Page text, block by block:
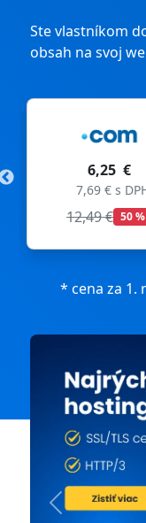
Ste vlastníkom
obsah na svoj
6,25 €
7,69 € s
12,49 € 50 %
* cena za 1.
Previous